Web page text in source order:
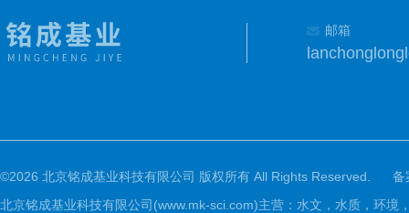
邮箱
©2026 北京铭成基业科技有限公司 版权所有 All Rights Reserved.
备
北京铭成基业科技有限公司(www.mk-sci.com)主营：水文，水质，环境